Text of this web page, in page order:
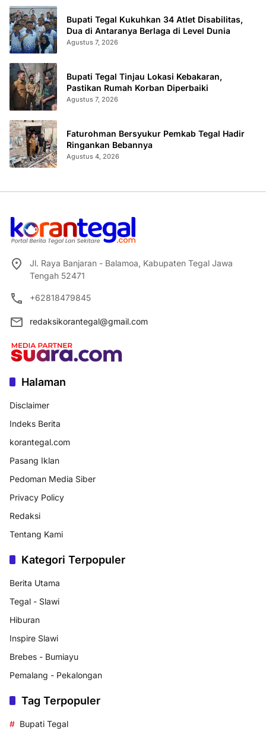
Bupati Tegal Kukuhkan 34 Atlet Disabilitas,
Dua di Antaranya Berlaga di Level Dunia
Agustus 7, 2026
Bupati Tegal Tinjau Lokasi Kebakaran,
Pastikan Rumah Korban Diperbaiki
Agustus 7, 2026
Faturohman Bersyukur Pemkab Tegal Hadir
Ringankan Bebannya
Agustus 4, 2026
Jl. Raya Banjaran - Balamoa, Kabupaten Tegal Jawa
Tengah 52471
+62818479845
redaksikorantegal@gmail.com
Halaman
Disclaimer
Indeks Berita
korantegal.com
Pasang Iklan
Pedoman Media Siber
Privacy Policy
Redaksi
Tentang Kami
Kategori Terpopuler
Berita Utama
Tegal - Slawi
Hiburan
Inspire Slawi
Brebes - Bumiayu
Pemalang - Pekalongan
Tag Terpopuler
Bupati Tegal